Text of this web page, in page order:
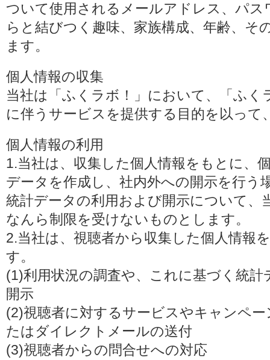
ついて使用されるメールアドレス、パ
らと結びつく趣味、家族構成、年齢、そ
ます。
個人情報の収集
当社は「ふくラボ！」において、「ふ
に伴うサービスを提供する目的を以って
個人情報の利用
1.当社は、収集した個人情報をもとに、
データを作成し、社内外への開示を行う
統計データの利用および開示について、
なんら制限を受けないものとします。
2.当社は、視聴者から収集した個人情報
す。
(1)利用状況の調査や、これに基づく統
開示
(2)視聴者に対するサービスやキャンペ
たはダイレクトメールの送付
(3)視聴者からの問合せへの対応